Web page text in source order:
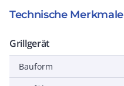
Technische Merkmale
Grillgerät
Bauform